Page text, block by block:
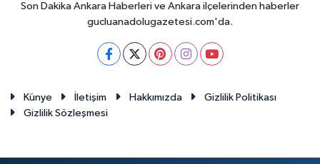
Son Dakika Ankara Haberleri ve Ankara ilçelerinden haberler
gucluanadolugazetesi.com'da.
Künye İletişim Hakkımızda
Gizlilik Politikası
Gizlilik Sözleşmesi